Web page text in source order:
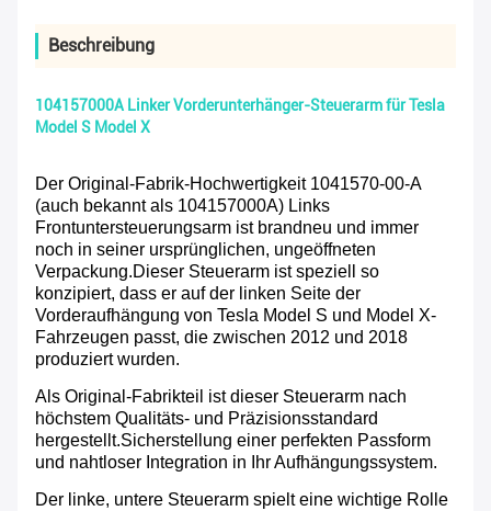
Beschreibung
104157000A Linker Vorderunterhänger-Steuerarm für Tesla
Model S Model X
Der Original-Fabrik-Hochwertigkeit 1041570-00-A
(auch bekannt als 104157000A) Links
Frontuntersteuerungsarm ist brandneu und immer
noch in seiner ursprünglichen, ungeöffneten
Verpackung.Dieser Steuerarm ist speziell so
konzipiert, dass er auf der linken Seite der
Vorderaufhängung von Tesla Model S und Model X-
Fahrzeugen passt, die zwischen 2012 und 2018
produziert wurden.
Als Original-Fabrikteil ist dieser Steuerarm nach
höchstem Qualitäts- und Präzisionsstandard
hergestellt.Sicherstellung einer perfekten Passform
und nahtloser Integration in Ihr Aufhängungssystem.
Der linke, untere Steuerarm spielt eine wichtige Rolle